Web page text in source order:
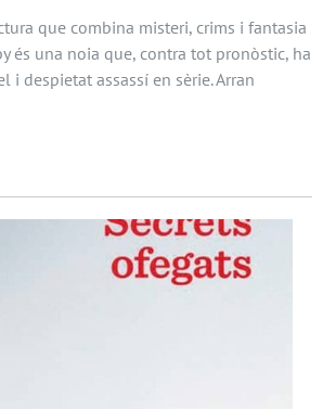
que combina misteri, crims i fantasia
és una noia que, contra tot pronòstic, ha
i despietat assassí en sèrie. Arran